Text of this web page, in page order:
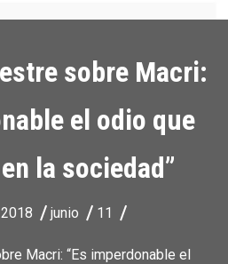
sobre Macri:
el odio que
la sociedad”
2018 junio 11
Macri: “Es imperdonable el